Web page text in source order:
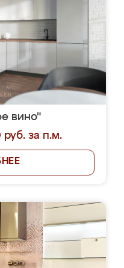
вино"
за п.м.